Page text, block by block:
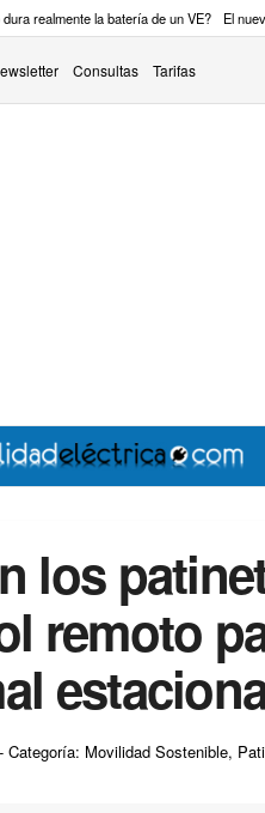
dura realmente la batería de un VE? El
Consultas Tarifas
los
remoto
- Categoría: Movilidad Sostenible,